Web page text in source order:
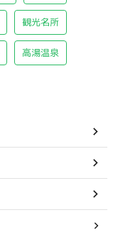
観光名所
高湯温泉